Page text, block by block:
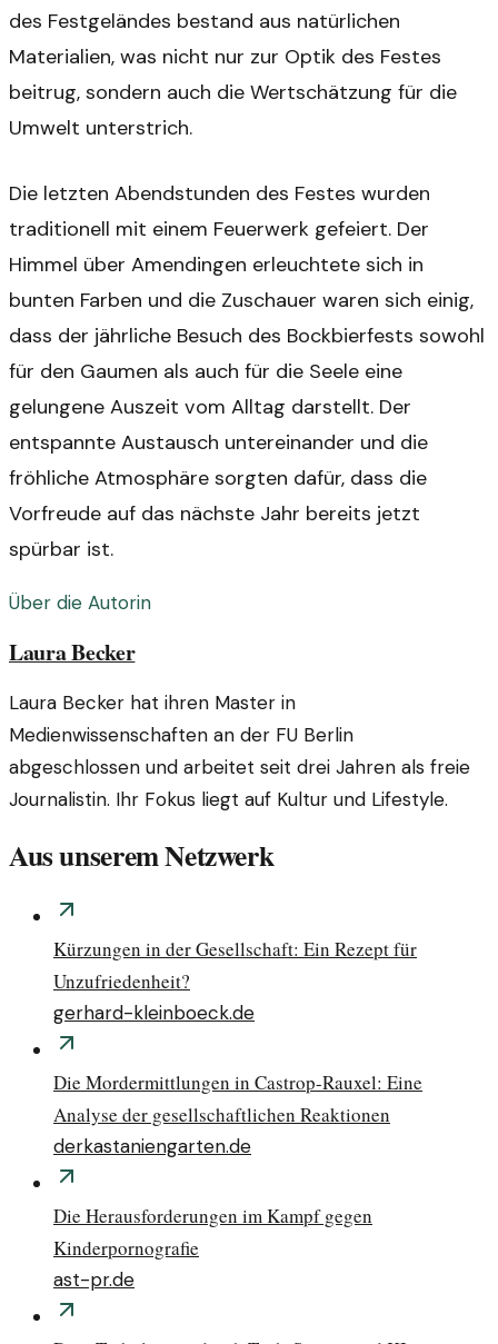
des Festgeländes bestand aus natürlichen
Materialien, was nicht nur zur Optik des Festes
beitrug, sondern auch die Wertschätzung für die
Umwelt unterstrich.
Die letzten Abendstunden des Festes wurden
traditionell mit einem Feuerwerk gefeiert. Der
Himmel über Amendingen erleuchtete sich in
bunten Farben und die Zuschauer waren sich einig,
dass der jährliche Besuch des Bockbierfests sowohl
für den Gaumen als auch für die Seele eine
gelungene Auszeit vom Alltag darstellt. Der
entspannte Austausch untereinander und die
fröhliche Atmosphäre sorgten dafür, dass die
Vorfreude auf das nächste Jahr bereits jetzt
spürbar ist.
Über die Autorin
Laura Becker
Laura Becker hat ihren Master in
Medienwissenschaften an der FU Berlin
abgeschlossen und arbeitet seit drei Jahren als freie
Journalistin. Ihr Fokus liegt auf Kultur und Lifestyle.
Aus unserem Netzwerk
Kürzungen in der Gesellschaft: Ein Rezept für
Unzufriedenheit?
gerhard-kleinboeck.de
Die Mordermittlungen in Castrop-Rauxel: Eine
Analyse der gesellschaftlichen Reaktionen
derkastaniengarten.de
Die Herausforderungen im Kampf gegen
Kinderpornografie
ast-pr.de